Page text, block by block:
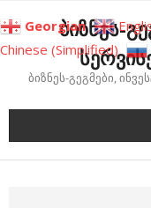
to
content
ბიზნეს-
ბიზნეს-გეგმები,
Georgian
Chinese (Simplified)